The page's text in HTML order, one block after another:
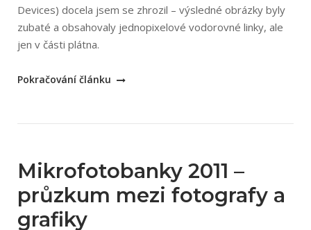
Devices) docela jsem se zhrozil – výsledné obrázky byly
zubaté a obsahovaly jednopixelové vodorovné linky, ale
jen v části plátna.
„Chyba
Adobe
Illustrator
CS5“
Pokračování článku
Mikrofotobanky 2011 –
průzkum mezi fotografy a
grafiky